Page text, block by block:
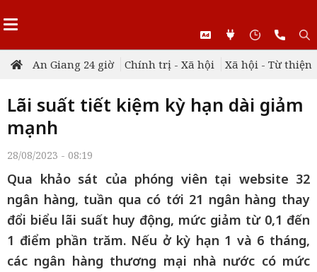
An Giang 24 giờ Chính trị - Xã hội Xã hội - Từ thiện
Lãi suất tiết kiệm kỳ hạn dài giảm
mạnh
28/08/2023 - 08:19
Qua khảo sát của phóng viên tại website 32
ngân hàng, tuần qua có tới 21 ngân hàng thay
đổi biểu lãi suất huy động, mức giảm từ 0,1 đến
1 điểm phần trăm. Nếu ở kỳ hạn 1 và 6 tháng,
các ngân hàng thương mại nhà nước có mức